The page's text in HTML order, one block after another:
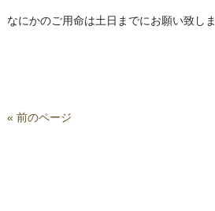
なにかのご用命は土日までにお願い致し
« 前のページ